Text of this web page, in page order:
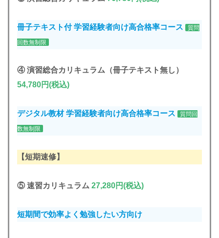
冊子テキスト付 学習経験者向け高合格率コース 質問
回数無制限
④ 演習総合カリキュラム （冊子テキスト無し）
54,780円(税込)
デジタル教材 学習経験者向け高合格率コース 質問回
数無制限
【短期速修】
⑤ 速習カリキュラム 27,280円(税込)
短期間で効率よく勉強したい方向け